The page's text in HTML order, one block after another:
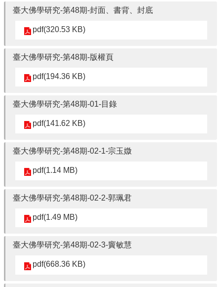
臺大佛學研究-第48期-封面、書背、封底
pdf(320.53 KB)
臺大佛學研究-第48期-版權頁
pdf(194.36 KB)
臺大佛學研究-第48期-01-目錄
pdf(141.62 KB)
臺大佛學研究-第48期-02-1-宗玉媺
pdf(1.14 MB)
臺大佛學研究-第48期-02-2-郭珮君
pdf(1.49 MB)
臺大佛學研究-第48期-02-3-竇敏慧
pdf(668.36 KB)